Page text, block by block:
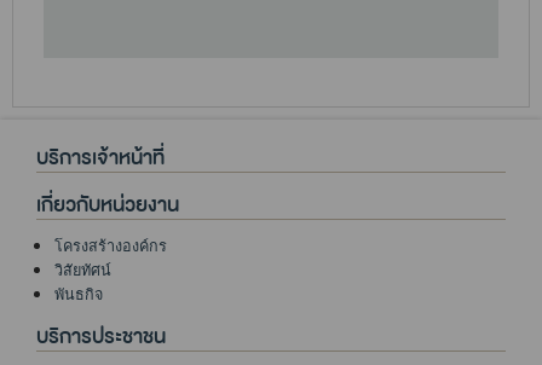
บริการเจ้าหน้าที่
เกี่ยวกับหน่วยงาน
โครงสร้างองค์กร
วิสัยทัศน์
พันธกิจ
บริการประชาชน